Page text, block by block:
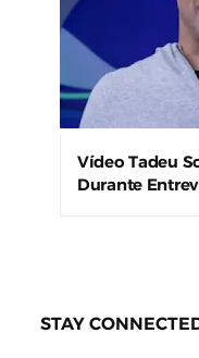
Vídeo Tadeu
Durante
STAY